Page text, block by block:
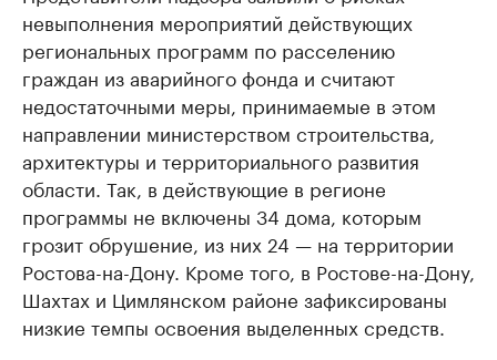
невыполнения мероприятий действующих
региональных программ по расселению
граждан из аварийного фонда и считают
недостаточными меры, принимаемые в этом
направлении министерством строительства,
архитектуры и территориального развития
области. Так, в действующие в регионе
программы не включены 34 дома, которым
грозит обрушение, из них 24 — на территории
Ростова-на-Дону. Кроме того, в Ростове-на-Дону,
Шахтах и Цимлянском районе зафиксированы
низкие темпы освоения выделенных средств.